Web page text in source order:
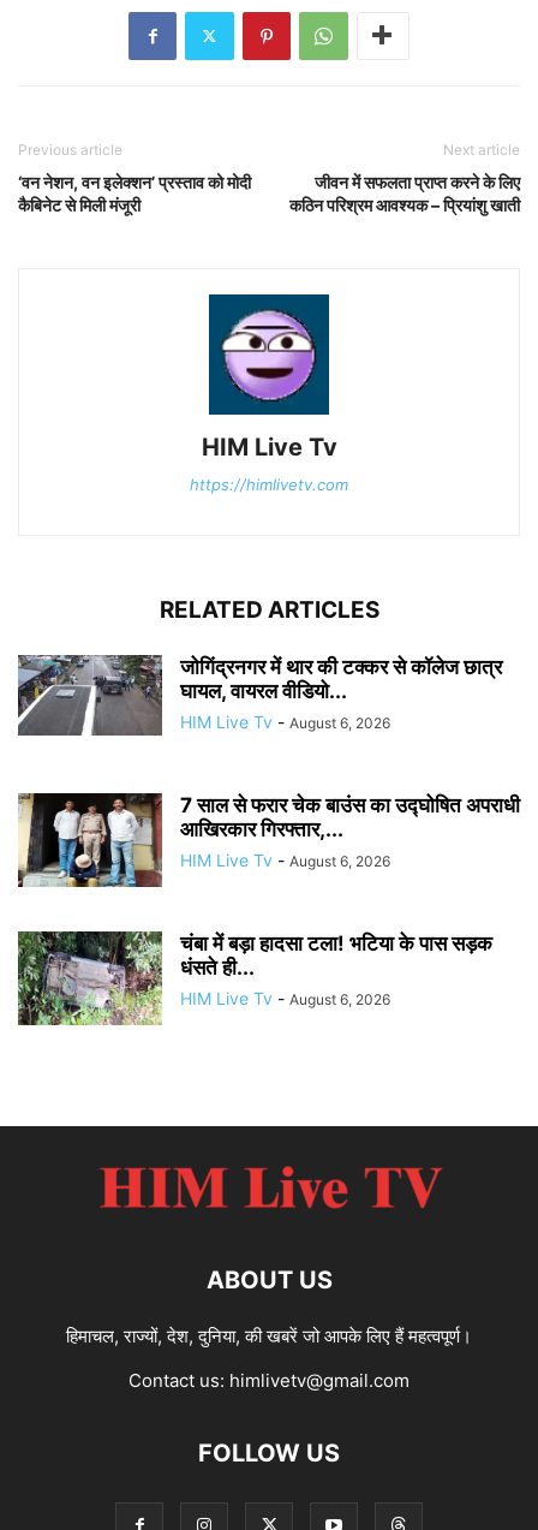
Previous article
‘वन नेशन, वन इलेक्शन’ प्रस्ताव को मोदी
कैबिनेट से मिली मंजूरी
Next article
जीवन में सफलता प्राप्त करने के लिए
कठिन परिश्रम आवश्यक – प्रियांशु खाती
HIM Live Tv
https://himlivetv.com
RELATED ARTICLES
जोगिंद्रनगर में थार की टक्कर से कॉलेज छात्र
घायल, वायरल वीडियो...
HIM Live Tv - August 6, 2026
7 साल से फरार चेक बाउंस का उद्घोषित अपराधी
आखिरकार गिरफ्तार,...
HIM Live Tv - August 6, 2026
चंबा में बड़ा हादसा टला! भटिया के पास सड़क
धंसते ही...
HIM Live Tv - August 6, 2026
ABOUT US
हिमाचल, राज्यों, देश, दुनिया, की खबरें जो आपके लिए हैं महत्वपूर्ण।
Contact us: himlivetv@gmail.com
FOLLOW US